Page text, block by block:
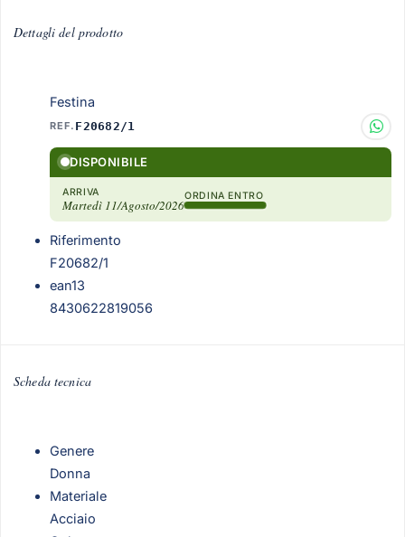
Dettagli del prodotto
Festina
REF. F20682/1
DISPONIBILE
ARRIVA
Martedì 11/Agosto/2026
ORDINA ENTRO
Riferimento
F20682/1
ean13
8430622819056
Scheda tecnica
Genere
Donna
Materiale
Acciaio